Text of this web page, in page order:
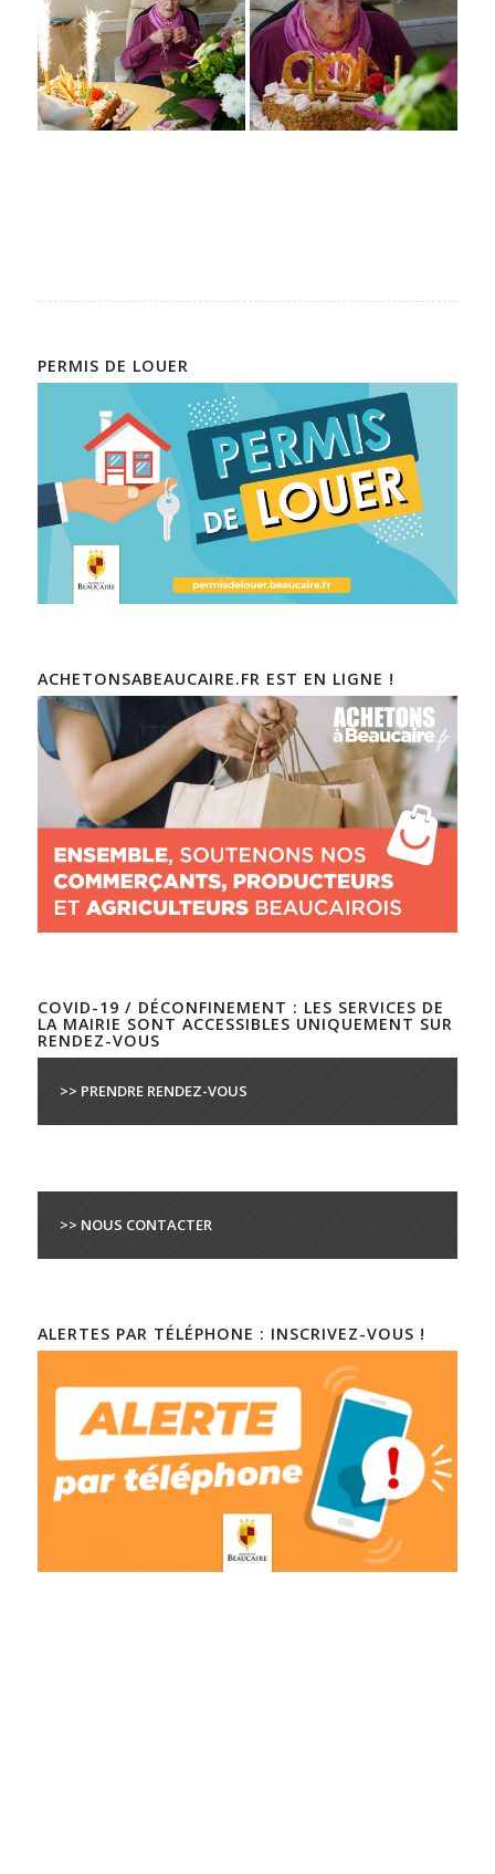
PERMIS DE LOUER
ACHETONSABEAUCAIRE.FR EST EN LIGNE !
COVID-19 / DÉCONFINEMENT : LES SERVICES DE
LA MAIRIE SONT ACCESSIBLES UNIQUEMENT SUR
RENDEZ-VOUS
>> PRENDRE RENDEZ-VOUS
>> NOUS CONTACTER
ALERTES PAR TÉLÉPHONE : INSCRIVEZ-VOUS !